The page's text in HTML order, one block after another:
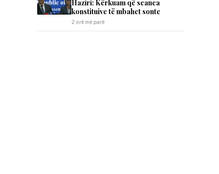
Haziri: Kërkuam që seanca
konstituive të mbahet sonte
2 orë më parë